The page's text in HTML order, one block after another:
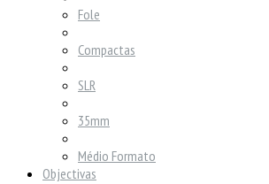
Fole
Compactas
SLR
35mm
Médio Formato
Objectivas